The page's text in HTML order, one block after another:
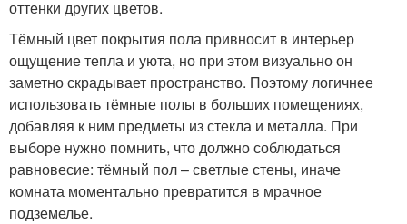
оттенки других цветов.
Тёмный цвет покрытия пола привносит в интерьер
ощущение тепла и уюта, но при этом визуально он
заметно скрадывает пространство. Поэтому логичнее
использовать тёмные полы в больших помещениях,
добавляя к ним предметы из стекла и металла. При
выборе нужно помнить, что должно соблюдаться
равновесие: тёмный пол – светлые стены, иначе
комната моментально превратится в мрачное
подземелье.